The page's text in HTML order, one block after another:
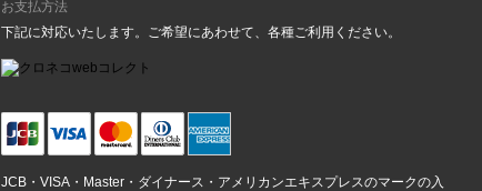
お支払方法
下記に対応いたします。ご希望にあわせて、各種ご利用ください。
JCB・VISA・Master・ダイナース・アメリカンエキスプレスのマークの入